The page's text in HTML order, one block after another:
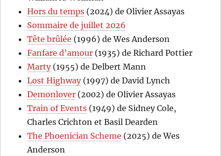
Hors du temps (2024) de Olivier Assayas
Sommaire de juillet 2026
Tête brûlée (1996) de Wes Anderson
Fanfare d’amour (1935) de Richard Pottier
Marty(1955) de Delbert Mann
Lost Highway(1997) de David Lynch
Demonlover (2002) de Olivier Assayas
Train of Events (1949) de Sidney Cole,
Charles Crichton et Basil Dearden
The Phoenician Scheme (2025) de Wes
Anderson